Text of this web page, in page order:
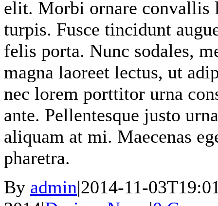
elit. Morbi ornare convallis
turpis. Fusce tincidunt
felis porta. Nunc sodales,
magna laoreet lectus, ut
nec lorem porttitor urna
ante. Pellentesque justo
aliquam at mi. Maecenas
pharetra.
By admin|2014-11-